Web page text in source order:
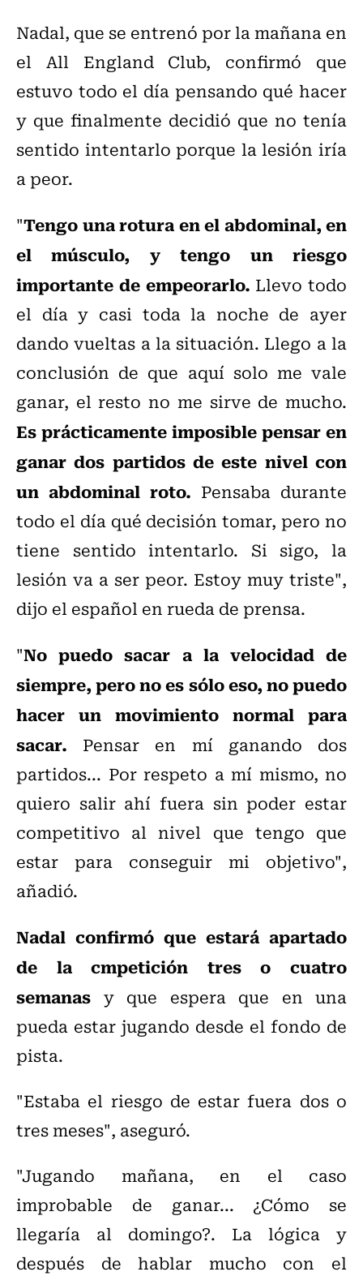
Nadal, que se entrenó por la mañana en
el All England Club, confirmó que
estuvo todo el día pensando qué hacer
y que finalmente decidió que no tenía
sentido intentarlo porque la lesión iría
a peor.
"Tengo una rotura en el abdominal, en
el músculo, y tengo un riesgo
importante de empeorarlo. Llevo todo
el día y casi toda la noche de ayer
dando vueltas a la situación. Llego a la
conclusión de que aquí solo me vale
ganar, el resto no me sirve de mucho.
Es prácticamente imposible pensar en
ganar dos partidos de este nivel con
un abdominal roto. Pensaba durante
todo el día qué decisión tomar, pero no
tiene sentido intentarlo. Si sigo, la
lesión va a ser peor. Estoy muy triste",
dijo el español en rueda de prensa.
"No puedo sacar a la velocidad de
siempre, pero no es sólo eso, no puedo
hacer un movimiento normal para
sacar. Pensar en mí ganando dos
partidos... Por respeto a mí mismo, no
quiero salir ahí fuera sin poder estar
competitivo al nivel que tengo que
estar para conseguir mi objetivo",
añadió.
Nadal confirmó que estará apartado
de la cmpetición tres o cuatro
semanas y que espera que en una
pueda estar jugando desde el fondo de
pista.
"Estaba el riesgo de estar fuera dos o
tres meses", aseguró.
"Jugando mañana, en el caso
improbable de ganar... ¿Cómo se
llegaría al domingo?. La lógica y
después de hablar mucho con el